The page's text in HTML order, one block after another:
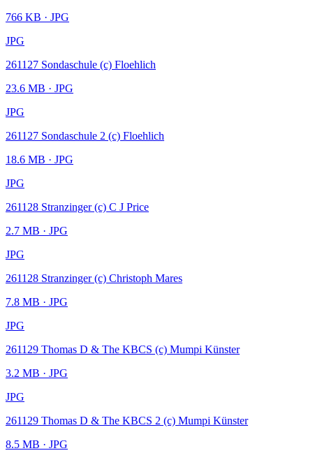
766 KB · JPG
JPG
261127 Sondaschule (c) Floehlich
23.6 MB · JPG
JPG
261127 Sondaschule 2 (c) Floehlich
18.6 MB · JPG
JPG
261128 Stranzinger (c) C J Price
2.7 MB · JPG
JPG
261128 Stranzinger (c) Christoph Mares
7.8 MB · JPG
JPG
261129 Thomas D & The KBCS (c) Mumpi Künster
3.2 MB · JPG
JPG
261129 Thomas D & The KBCS 2 (c) Mumpi Künster
8.5 MB · JPG